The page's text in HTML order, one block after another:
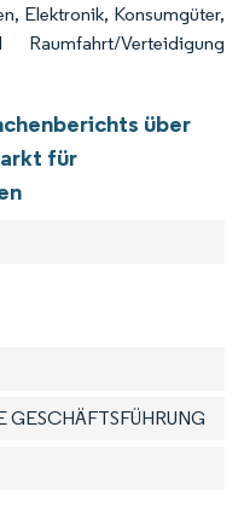
Elektronik, Konsumgüter,
Verteidigung
über
für
GESCHÄFTSFÜHRUNG